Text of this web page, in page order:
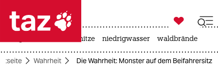
 taz zahl ich
taz zahl ich

taz zahl ich
hitze niedrigwasser waldbrände
Wahrheit Die Wahrheit: Monster auf dem Beifahrersitz